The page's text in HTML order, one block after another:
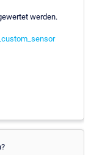
werden.